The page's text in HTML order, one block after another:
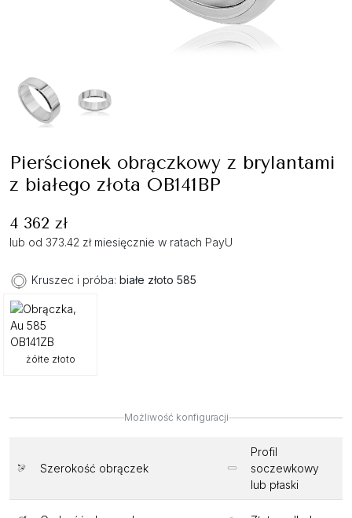
Pierścionek obrączkowy z brylantami
z białego złota OB141BP
4 362 zł
lub od 373.42 zł miesięcznie w ratach PayU
Kruszec i próba: białe złoto 585
żółte złoto
Możliwość konfiguracji
Szerokość obrączek
Profil
soczewkowy
lub płaski